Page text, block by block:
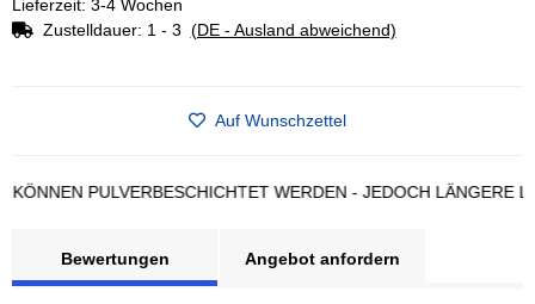
Lieferzeit: 3-4 Wochen
Zustelldauer: 1 - 3 (DE - Ausland abweichend)
Auf Wunschzettel
PULVERBESCHICHTET WERDEN - JEDOCH LÄNGERE
Bewertungen Angebot anfordern